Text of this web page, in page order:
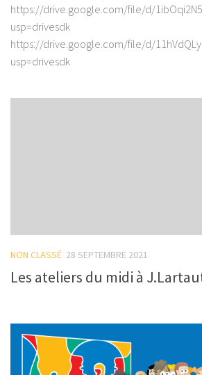
https://drive.google.com/file/d/
usp=drivesdk
https://drive.google.com/file/d/
usp=drivesdk
NON CLASSÉ 28 SEPTEMBRE 2021
Les ateliers du midi à